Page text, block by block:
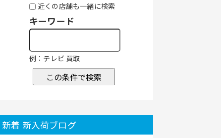
近くの店舗も一緒に検索
キーワード
例：テレビ 買取
この条件で検索
新着 新入荷ブログ